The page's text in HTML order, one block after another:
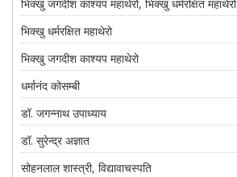
भिक्खु जगदीश काश्यप महाथेरो, भिक्खु धर्मरक्षित महाथेरो
भिक्खु धर्मरक्षित महाथेरो
भिक्खु जगदीश काश्यप महाथेरो
धर्मानंद कोसम्बी
डॉ. जगन्नाथ उपाध्याय
डॉ. सुरेन्द्र अज्ञात
सोहनलाल शास्त्री, विद्यावाचस्पति